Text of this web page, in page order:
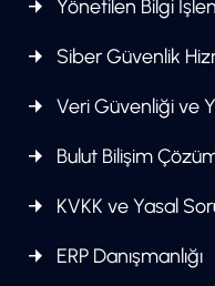
Yönetilen Bilgi
Siber Güvenlik
Veri Güvenliği ve
Bulut Bilişim
KVKK ve Yasal
ERP Danışmanlığı